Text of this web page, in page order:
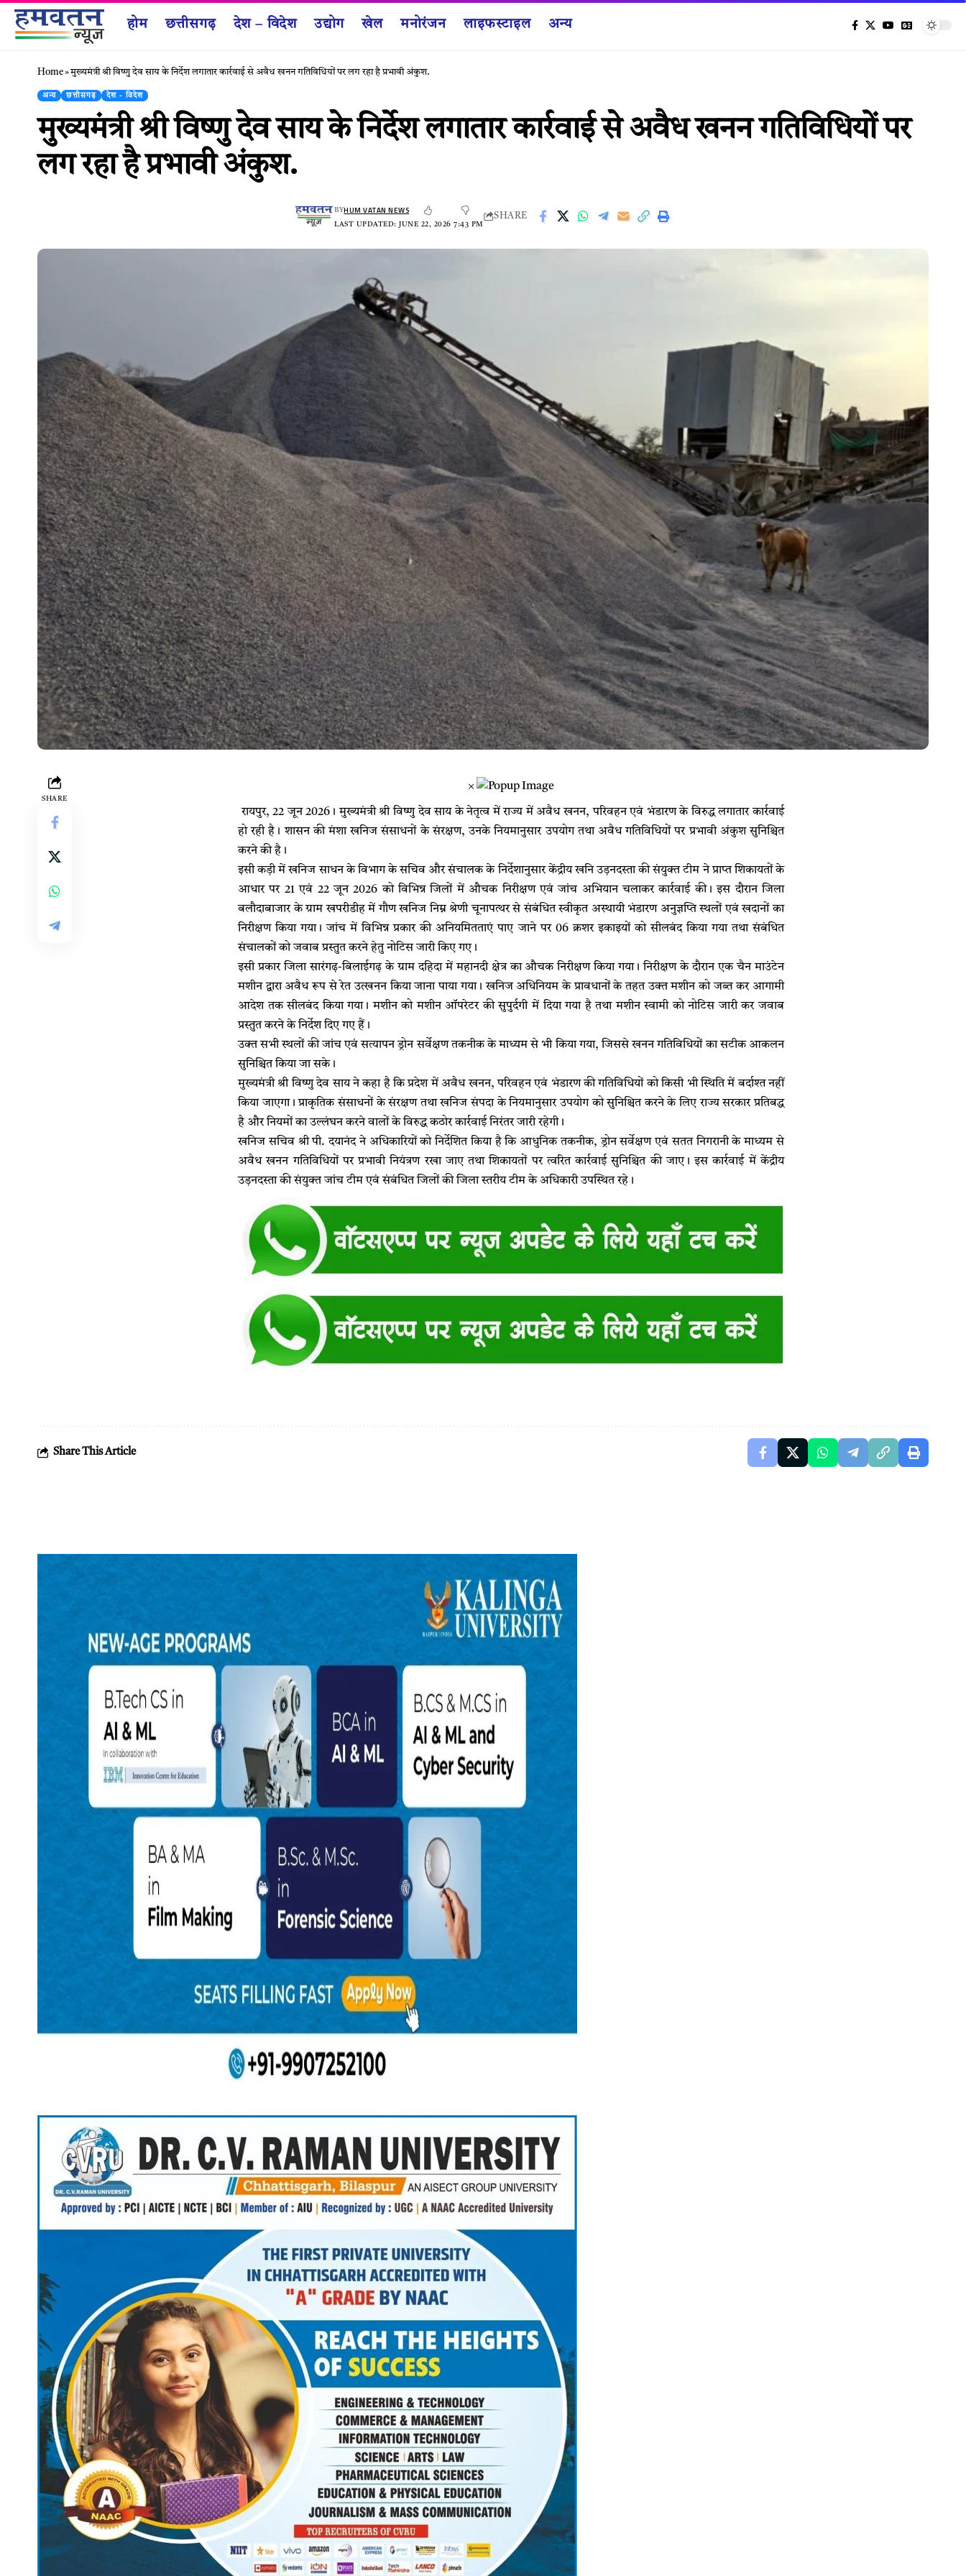
होम छत्तीसगढ़ देश – विदेश उद्योग खेल मनोरंजन लाइफस्टाइल अन्य
Home»मुख्यमंत्री श्री विष्णु देव साय के निर्देश लगातार कार्रवाई से अवैध खनन गतिविधियों पर लग रहा है प्रभावी अंकुश.
अन्य छत्तीसगढ़ देश - विदेश
मुख्यमंत्री श्री विष्णु देव साय के निर्देश लगातार कार्रवाई से अवैध खनन गतिविधियों पर
लग रहा है प्रभावी अंकुश.
LAST UPDATED: JUNE 22, 2026 7:43 PM
BYHUM VATAN NEWS
SHARE
SHARE
×
रायपुर, 22 जून 2026। मुख्यमंत्री श्री विष्णु देव साय के नेतृत्व में राज्य में अवैध खनन, परिवहन एवं भंडारण के विरुद्ध लगातार कार्रवाई
हो रही है। शासन की मंशा खनिज संसाधनों के संरक्षण, उनके नियमानुसार उपयोग तथा अवैध गतिविधियों पर प्रभावी अंकुश सुनिश्चित
करने की है।
इसी कड़ी में खनिज साधन के विभाग के सचिव और संचालक के निर्देशानुसार केंद्रीय खनि उड़नदस्ता की संयुक्त टीम ने प्राप्त शिकायतों के
आधार पर 21 एवं 22 जून 2026 को विभिन्न जिलों में औचक निरीक्षण एवं जांच अभियान चलाकर कार्रवाई की। इस दौरान जिला
बलौदाबाजार के ग्राम खपरीडीह में गौण खनिज निम्न श्रेणी चूनापत्थर से संबंधित स्वीकृत अस्थायी भंडारण अनुज्ञप्ति स्थलों एवं खदानों का
निरीक्षण किया गया। जांच में विभिन्न प्रकार की अनियमितताएं पाए जाने पर 06 क्रशर इकाइयों को सीलबंद किया गया तथा संबंधित
संचालकों को जवाब प्रस्तुत करने हेतु नोटिस जारी किए गए।
इसी प्रकार जिला सारंगढ़-बिलाईगढ़ के ग्राम दहिदा में महानदी क्षेत्र का औचक निरीक्षण किया गया। निरीक्षण के दौरान एक चैन माउंटेन
मशीन द्वारा अवैध रूप से रेत उत्खनन किया जाना पाया गया। खनिज अधिनियम के प्रावधानों के तहत उक्त मशीन को जब्त कर आगामी
आदेश तक सीलबंद किया गया। मशीन को मशीन ऑपरेटर की सुपुर्दगी में दिया गया है तथा मशीन स्वामी को नोटिस जारी कर जवाब
प्रस्तुत करने के निर्देश दिए गए हैं।
उक्त सभी स्थलों की जांच एवं सत्यापन ड्रोन सर्वेक्षण तकनीक के माध्यम से भी किया गया, जिससे खनन गतिविधियों का सटीक आकलन
सुनिश्चित किया जा सके।
मुख्यमंत्री श्री विष्णु देव साय ने कहा है कि प्रदेश में अवैध खनन, परिवहन एवं भंडारण की गतिविधियों को किसी भी स्थिति में बर्दाश्त नहीं
किया जाएगा। प्राकृतिक संसाधनों के संरक्षण तथा खनिज संपदा के नियमानुसार उपयोग को सुनिश्चित करने के लिए राज्य सरकार प्रतिबद्ध
है और नियमों का उल्लंघन करने वालों के विरुद्ध कठोर कार्रवाई निरंतर जारी रहेगी।
खनिज सचिव श्री पी. दयानंद ने अधिकारियों को निर्देशित किया है कि आधुनिक तकनीक, ड्रोन सर्वेक्षण एवं सतत निगरानी के माध्यम से
अवैध खनन गतिविधियों पर प्रभावी नियंत्रण रखा जाए तथा शिकायतों पर त्वरित कार्रवाई सुनिश्चित की जाए। इस कार्रवाई में केंद्रीय
उड़नदस्ता की संयुक्त जांच टीम एवं संबंधित जिलों की जिला स्तरीय टीम के अधिकारी उपस्थित रहे।
Share This Article